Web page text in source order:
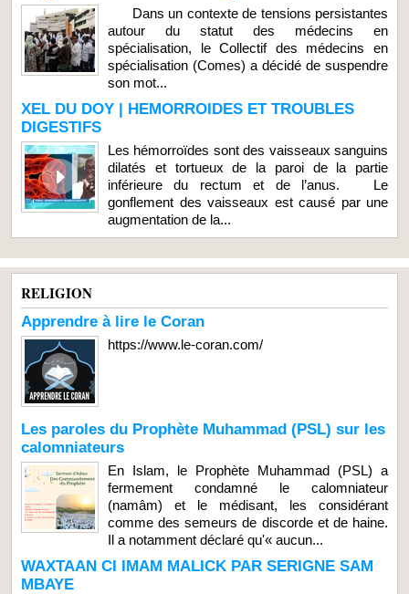
Dans un contexte de tensions persistantes
autour du statut des médecins en
spécialisation, le Collectif des médecins en
spécialisation (Comes) a décidé de suspendre
son mot...
XEL DU DOY | HEMORROIDES ET TROUBLES
DIGESTIFS
Les hémorroïdes sont des vaisseaux sanguins
dilatés et tortueux de la paroi de la partie
inférieure du rectum et de l’anus. Le
gonflement des vaisseaux est causé par une
augmentation de la...
RELIGION
Apprendre à lire le Coran
https://www.le-coran.com/
Les paroles du Prophète Muhammad (PSL) sur les
calomniateurs
En Islam, le Prophète Muhammad (PSL) a
fermement condamné le calomniateur
(namâm) et le médisant, les considérant
comme des semeurs de discorde et de haine.
Il a notamment déclaré qu'« aucun...
WAXTAAN CI IMAM MALICK PAR SERIGNE SAM
MBAYE